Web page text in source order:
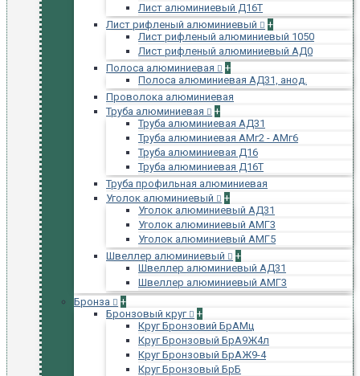
Лист алюминиевый Д16Т
Лист рифленый алюминиевый
+
Лист рифленый алюминиевый 1050
Лист рифленый алюминиевый АД0
Полоса алюминиевая
+
Полоса алюминиевая АД31, анод.
Проволока алюминиевая
Труба алюминиевая
+
Труба алюминиевая АД31
Труба алюминиевая АМг2 - АМг6
Труба алюминиевая Д16
Труба алюминиевая Д16Т
Труба профильная алюминиевая
Уголок алюминиевый
+
Уголок алюминиевый АД31
Уголок алюминиевый АМГ3
Уголок алюминиевый АМГ5
Швеллер алюминиевый
+
Швеллер алюминиевый АД31
Швеллер алюминиевый АМГ3
Бронза
+
Бронзовый круг
+
Круг Бронзовий БрАМц
Круг Бронзовый БрА9Ж4л
Круг Бронзовый БрАЖ9-4
Круг Бронзовый БрБ